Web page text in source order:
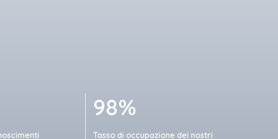
98%
Tasso di occupazione dei nostri